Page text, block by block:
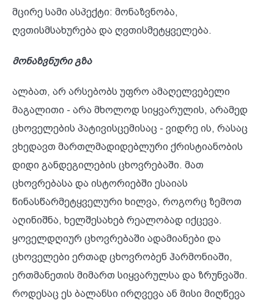
მცირე სამი ასპექტი: მონაზვნობა,
ღვთისმსახურება და ღვთისმეტყველება.
მონაზვნური გზა
ალბათ, არ არსებობს უფრო ამაღელვებელი
მაგალითი - არა მხოლოდ სიყვარულის, არამედ
ცხოველების პატივისცემისაც - ვიდრე ის, რასაც
ვხედავთ მართლმადიდებლური ქრისტიანობის
დიდი განდეგილების ცხოვრებაში. მათ
ცხოვრებასა და ისტორიებში ესაიას
წინასწარმეტყველური ხილვა, როგორც ზემოთ
აღინიშნა, ხელშესახებ რეალობად იქცევა.
ყოველდღიურ ცხოვრებაში ადამიანები და
ცხოველები ერთად ცხოვრობენ ჰარმონიაში,
ერთმანეთის მიმართ სიყვარულსა და ზრუნვაში.
როდესაც ეს ბალანსი ირღვევა ან მისი მიღწევა